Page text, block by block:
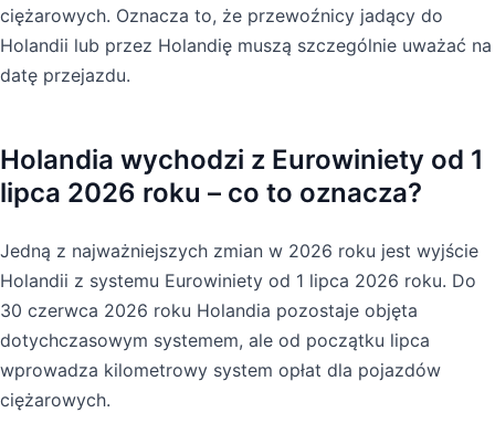
ciężarowych. Oznacza to, że przewoźnicy jadący do
Holandii lub przez Holandię muszą szczególnie uważać na
datę przejazdu.
Holandia wychodzi z Eurowiniety od 1
lipca 2026 roku – co to oznacza?
Jedną z najważniejszych zmian w 2026 roku jest wyjście
Holandii z systemu Eurowiniety od 1 lipca 2026 roku. Do
30 czerwca 2026 roku Holandia pozostaje objęta
dotychczasowym systemem, ale od początku lipca
wprowadza kilometrowy system opłat dla pojazdów
ciężarowych.